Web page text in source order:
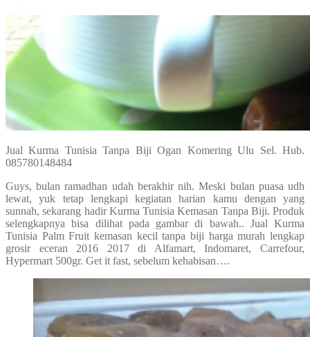
Jual Kurma Tunisia Tanpa Biji Ogan Komering Ulu Sel. Hub.
085780148484
Guys, bulan ramadhan udah berakhir nih. Meski bulan puasa udh
lewat, yuk tetap lengkapi kegiatan harian kamu dengan yang
sunnah, sekarang hadir Kurma Tunisia Kemasan Tanpa Biji. Produk
selengkapnya bisa dilihat pada gambar di bawah.. Jual Kurma
Tunisia Palm Fruit kemasan kecil tanpa biji harga murah lengkap
grosir eceran 2016 2017 di Alfamart, Indomaret, Carrefour,
Hypermart 500gr. Get it fast, sebelum kehabisan….